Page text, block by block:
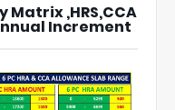
Matrix ,HRS,CCA
Increment